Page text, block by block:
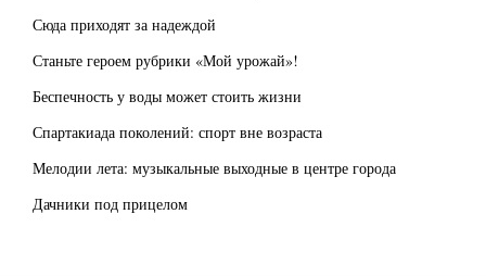
Сюда приходят за надеждой
Станьте героем рубрики «Мой урожай»!
Беспечность у воды может стоить жизни
Спартакиада поколений: спорт вне возраста
Мелодии лета: музыкальные выходные в центре города
Дачники под прицелом